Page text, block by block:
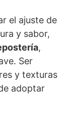
el ajuste de
y sabor,
,
Ser
y texturas
adoptar